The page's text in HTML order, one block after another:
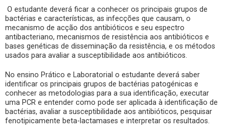
O estudante deverá ficar a conhecer os principais grupos de
bactérias e características, as infecções que causam, o
mecanismo de acção dos antibióticos e seu espectro
antibacteriano, mecanismos de resistência aos antibióticos e
bases genéticas de disseminação da resistência, e os métodos
usados para avaliar a susceptibilidade aos antibióticos.
No ensino Prático e Laboratorial o estudante deverá saber
identificar os principais grupos de bactérias patogénicas e
conhecer as metodologias para a sua identificação, executar
uma PCR e entender como pode ser aplicada à identificação de
bactérias, avaliar a susceptibilidade aos antibióticos, pesquisar
fenotipicamente beta-lactamases e interpretar os resultados.